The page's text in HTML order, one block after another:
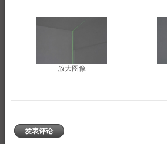
放大图像
发表评论